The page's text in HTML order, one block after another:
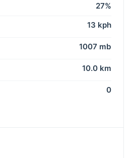
27%
13 kph
1007 mb
10.0 km
0